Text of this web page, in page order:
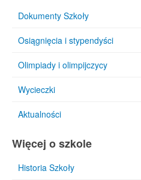
Dokumenty Szkoły
Osiągnięcia i stypendyści
Olimpiady i olimpijczycy
Wycieczki
Aktualności
Więcej o szkole
Historia Szkoły